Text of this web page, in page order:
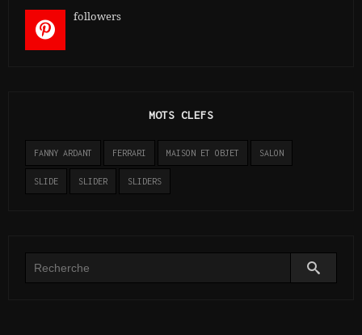
followers
MOTS CLEFS
FANNY ARDANT FERRARI MAISON ET OBJET SALON
SLIDE SLIDER SLIDERS